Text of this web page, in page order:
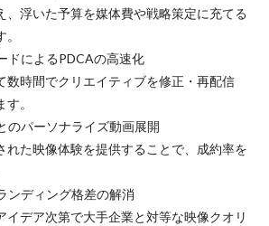
、浮いた予算を媒体費や戦略策定に充てる
ドによるPDCAの高速化
数時間でクリエイティブを修正・再配信
。
のパーソナライズ動画展開
れた映像体験を提供することで、成約率を
ンディング格差の解消
イデア次第で大手企業と対等な映像クオリ